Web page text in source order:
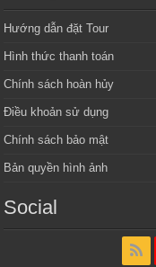
Hướng dẫn đặt Tour
Hình thức thanh toán
Chính sách hoàn hủy
Điều khoản sử dụng
Chính sách bảo mật
Bản quyền hình ảnh
Social